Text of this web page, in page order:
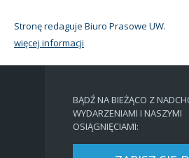
Stronę redaguje Biuro Prasowe UW.
więcej informacji
BĄDŹ NA BIEŻĄCO Z
WYDARZENIAMI I NASZYMI
OSIĄGNIĘCIAMI: